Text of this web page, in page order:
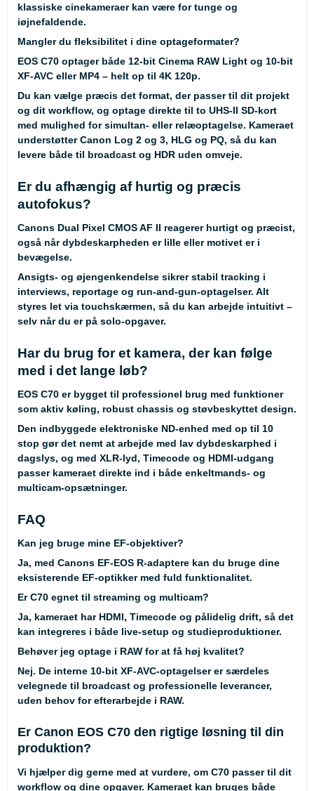
klassiske cinekameraer kan være for tunge og
iøjnefaldende.
Mangler du fleksibilitet i dine optageformater?
EOS C70 optager både 12-bit Cinema RAW Light og 10-bit
XF-AVC eller MP4 – helt op til 4K 120p.
Du kan vælge præcis det format, der passer til dit projekt
og dit workflow, og optage direkte til to UHS-II SD-kort
med mulighed for simultan- eller relæoptagelse. Kameraet
understøtter Canon Log 2 og 3, HLG og PQ, så du kan
levere både til broadcast og HDR uden omveje.
Er du afhængig af hurtig og præcis
autofokus?
Canons Dual Pixel CMOS AF II reagerer hurtigt og præcist,
også når dybdeskarpheden er lille eller motivet er i
bevægelse.
Ansigts- og øjengenkendelse sikrer stabil tracking i
interviews, reportage og run-and-gun-optagelser. Alt
styres let via touchskærmen, så du kan arbejde intuitivt –
selv når du er på solo-opgaver.
Har du brug for et kamera, der kan følge
med i det lange løb?
EOS C70 er bygget til professionel brug med funktioner
som aktiv køling, robust chassis og støvbeskyttet design.
Den indbyggede elektroniske ND-enhed med op til 10
stop gør det nemt at arbejde med lav dybdeskarphed i
dagslys, og med XLR-lyd, Timecode og HDMI-udgang
passer kameraet direkte ind i både enkeltmands- og
multicam-opsætninger.
FAQ
Kan jeg bruge mine EF-objektiver?
Ja, med Canons EF-EOS R-adaptere kan du bruge dine
eksisterende EF-optikker med fuld funktionalitet.
Er C70 egnet til streaming og multicam?
Ja, kameraet har HDMI, Timecode og pålidelig drift, så det
kan integreres i både live-setup og studieproduktioner.
Behøver jeg optage i RAW for at få høj kvalitet?
Nej. De interne 10-bit XF-AVC-optagelser er særdeles
velegnede til broadcast og professionelle leverancer,
uden behov for efterarbejde i RAW.
Er Canon EOS C70 den rigtige løsning til din
produktion?
Vi hjælper dig gerne med at vurdere, om C70 passer til dit
workflow og dine opgaver. Kameraet kan bruges både